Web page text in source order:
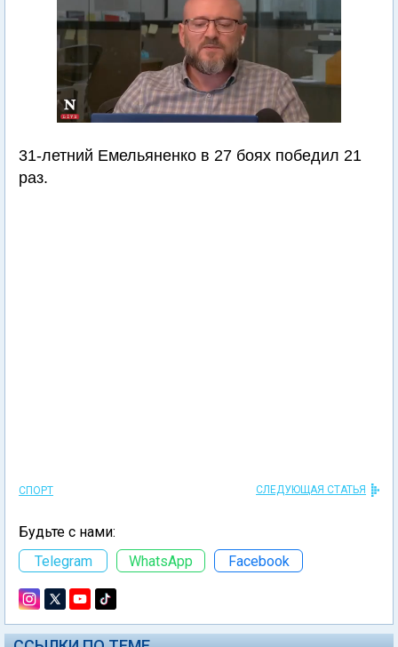
31-летний Емельяненко в 27 боях победил 21
раз.
СПОРТ СЛЕДУЮЩАЯ СТАТЬЯ
Будьте с нами:
Telegram
WhatsApp Facebook